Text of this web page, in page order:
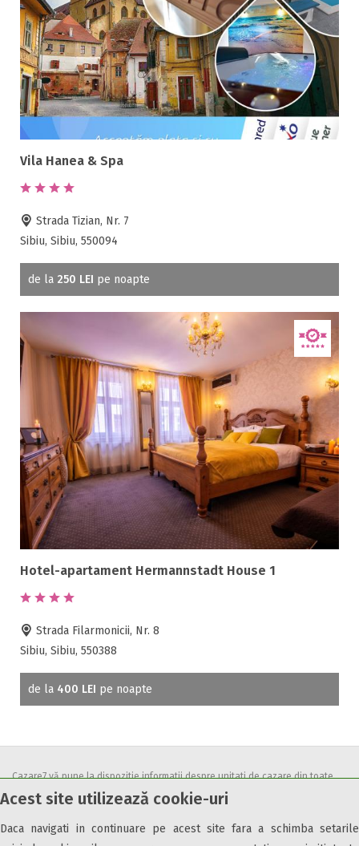
Acest site utilizează cookie-uri
Daca navigati in continuare pe acest site fara a schimba setarile
Vila Hanea & Spa
Strada Tizian, Nr. 7
Sibiu, Sibiu, 550094
de la 250 LEI pe noapte
Hotel-apartament Hermannstadt House 1
Strada Filarmonicii, Nr. 8
Sibiu, Sibiu, 550388
de la 400 LEI pe noapte
Cazare7 vă pune la dispozitie informatii despre unitati de cazare din toate
zonele turistice, oferte speciale, rezervari online.
condițiile